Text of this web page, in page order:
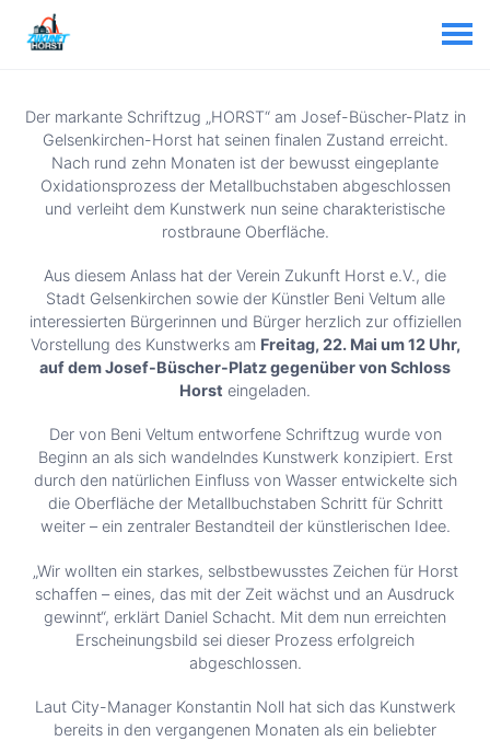
Der markante Schriftzug „HORST“ am Josef-Büscher-Platz in
Gelsenkirchen-Horst hat seinen finalen Zustand erreicht.
Nach rund zehn Monaten ist der bewusst eingeplante
Oxidationsprozess der Metallbuchstaben abgeschlossen
und verleiht dem Kunstwerk nun seine charakteristische
rostbraune Oberfläche.
Aus diesem Anlass hat der Verein Zukunft Horst e.V., die
Stadt Gelsenkirchen sowie der Künstler Beni Veltum alle
interessierten Bürgerinnen und Bürger herzlich zur offiziellen
Vorstellung des Kunstwerks am Freitag, 22. Mai um 12 Uhr,
auf dem Josef-Büscher-Platz gegenüber von Schloss
Horst eingeladen.
Der von Beni Veltum entworfene Schriftzug wurde von
Beginn an als sich wandelndes Kunstwerk konzipiert. Erst
durch den natürlichen Einfluss von Wasser entwickelte sich
die Oberfläche der Metallbuchstaben Schritt für Schritt
weiter – ein zentraler Bestandteil der künstlerischen Idee.
„Wir wollten ein starkes, selbstbewusstes Zeichen für Horst
schaffen – eines, das mit der Zeit wächst und an Ausdruck
gewinnt“, erklärt Daniel Schacht. Mit dem nun erreichten
Erscheinungsbild sei dieser Prozess erfolgreich
abgeschlossen.
Laut City-Manager Konstantin Noll hat sich das Kunstwerk
bereits in den vergangenen Monaten als ein beliebter